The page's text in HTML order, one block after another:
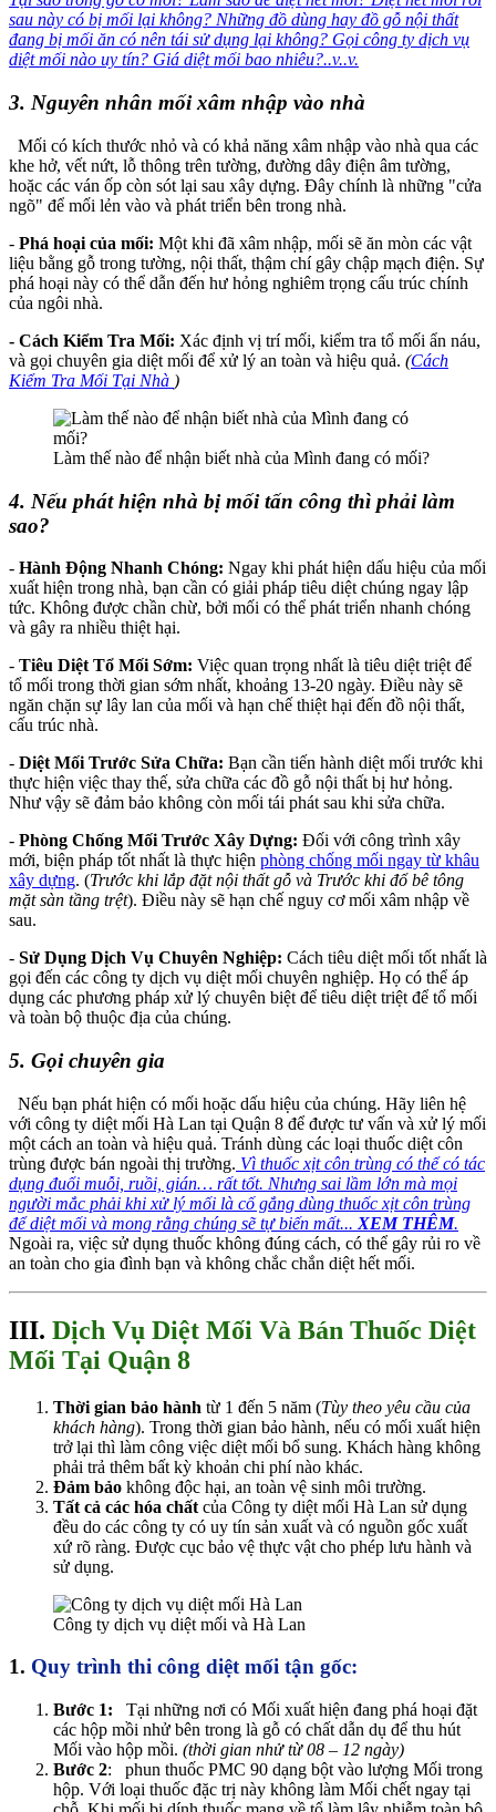
sau này có bị mối lại không? Những đồ dùng hay đồ gỗ nội thất
đang bị mối ăn có nên tái sử dụng lại không? Gọi công ty dịch vụ
diệt mối nào uy tín? Giá diệt mối bao nhiêu?..v..v.
3. Nguyên nhân mối xâm nhập vào nhà
Mối có kích thước nhỏ và có khả năng xâm nhập vào nhà qua các
khe hở, vết nứt, lỗ thông trên tường, đường dây điện âm tường,
hoặc các ván ốp còn sót lại sau xây dựng. Đây chính là những "cửa
ngõ" để mối lẻn vào và phát triển bên trong nhà.
- Phá hoại của mối: Một khi đã xâm nhập, mối sẽ ăn mòn các vật
liệu bằng gỗ trong tường, nội thất, thậm chí gây chập mạch điện. Sự
phá hoại này có thể dẫn đến hư hỏng nghiêm trọng cấu trúc chính
của ngôi nhà.
- Cách Kiểm Tra Mối: Xác định vị trí mối, kiểm tra tổ mối ẩn náu,
và gọi chuyên gia diệt mối để xử lý an toàn và hiệu quả. (Cách
Kiểm Tra Mối Tại Nhà )
Làm thế nào để nhận biết nhà của Mình đang có mối?
4. Nếu phát hiện nhà bị mối tấn công thì phải làm
sao?
- Hành Động Nhanh Chóng: Ngay khi phát hiện dấu hiệu của mối
xuất hiện trong nhà, bạn cần có giải pháp tiêu diệt chúng ngay lập
tức. Không được chần chừ, bởi mối có thể phát triển nhanh chóng
và gây ra nhiều thiệt hại.
- Tiêu Diệt Tổ Mối Sớm: Việc quan trọng nhất là tiêu diệt triệt để
tổ mối trong thời gian sớm nhất, khoảng 13-20 ngày. Điều này sẽ
ngăn chặn sự lây lan của mối và hạn chế thiệt hại đến đồ nội thất,
cấu trúc nhà.
- Diệt Mối Trước Sửa Chữa: Bạn cần tiến hành diệt mối trước khi
thực hiện việc thay thế, sửa chữa các đồ gỗ nội thất bị hư hỏng.
Như vậy sẽ đảm bảo không còn mối tái phát sau khi sửa chữa.
- Phòng Chống Mối Trước Xây Dựng: Đối với công trình xây
mới, biện pháp tốt nhất là thực hiện phòng chống mối ngay từ khâu
xây dựng. (Trước khi lắp đặt nội thất gỗ và Trước khi đổ bê tông
mặt sàn tầng trệt). Điều này sẽ hạn chế nguy cơ mối xâm nhập về
sau.
- Sử Dụng Dịch Vụ Chuyên Nghiệp: Cách tiêu diệt mối tốt nhất là
gọi đến các công ty dịch vụ diệt mối chuyên nghiệp. Họ có thể áp
dụng các phương pháp xử lý chuyên biệt để tiêu diệt triệt để tổ mối
và toàn bộ thuộc địa của chúng.
5. Gọi chuyên gia
Nếu bạn phát hiện có mối hoặc dấu hiệu của chúng. Hãy liên hệ
với công ty diệt mối Hà Lan tại Quận 8 để được tư vấn và xử lý mối
một cách an toàn và hiệu quả. Tránh dùng các loại thuốc diệt côn
trùng được bán ngoài thị trường. Vì thuốc xịt côn trùng có thể có tác
dụng đuổi muỗi, ruồi, gián… rất tốt. Nhưng sai lầm lớn mà mọi
người mắc phải khi xử lý mối là cố gắng dùng thuốc xịt côn trùng
để diệt mối và mong rằng chúng sẽ tự biến mất... XEM THÊM.
Ngoài ra, việc sử dụng thuốc không đúng cách, có thể gây rủi ro về
an toàn cho gia đình bạn và không chắc chắn diệt hết mối.
III. Dịch Vụ Diệt Mối Và Bán Thuốc Diệt
Mối Tại Quận 8
Thời gian bảo hành từ 1 đến 5 năm (Tùy theo yêu cầu của
khách hàng). Trong thời gian bảo hành, nếu có mối xuất hiện
trở lại thì làm công việc diệt mối bổ sung. Khách hàng không
phải trả thêm bất kỳ khoản chi phí nào khác.
Đảm bảo không độc hại, an toàn vệ sinh môi trường.
Tất cả các hóa chất của Công ty diệt mối Hà Lan sử dụng
đều do các công ty có uy tín sản xuất và có nguồn gốc xuất
xứ rõ ràng. Được cục bảo vệ thực vật cho phép lưu hành và
sử dụng.
Công ty dịch vụ diệt mối và Hà Lan
1. Quy trình thi công diệt mối tận gốc:
Bước 1: Tại những nơi có Mối xuất hiện đang phá hoại đặt
các hộp mồi nhử bên trong là gỗ có chất dẫn dụ để thu hút
Mối vào hộp mồi. (thời gian nhử từ 08 – 12 ngày)
Bước 2: phun thuốc PMC 90 dạng bột vào lượng Mối trong
hộp. Với loại thuốc đặc trị này không làm Mối chết ngay tại